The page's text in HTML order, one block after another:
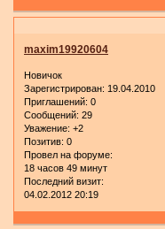
maxim19920604
Новичок
Зарегистрирован: 19.04.2010
Приглашений: 0
Сообщений: 29
Уважение: +2
Позитив: 0
Провел на форуме:
18 часов 49 минут
Последний визит:
04.02.2012 20:19